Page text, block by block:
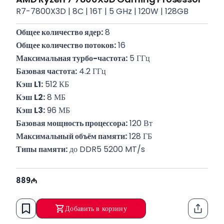
R7-7800X3D | 8C | 16T | 5 GHz | 120W | 128GB
Общее количество ядер: 8
Общее количество потоков: 16
Максимальная турбо-частота: 5 ГГц
Базовая частота: 4.2 ГГц
Кэш L1: 512 КБ
Кэш L2: 8 МБ
Кэш L3: 96 МБ
Базовая мощность процессора: 120 Вт
Максимальный объём памяти: 128 ГБ
Типы памяти: до DDR5 5200 MT/s
Гарантия:
889
Добавить в корзину